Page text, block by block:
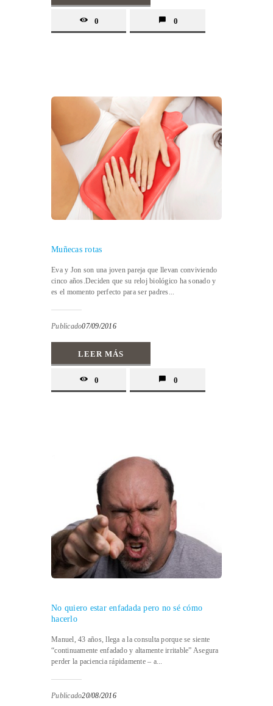
0 0
Muñecas rotas
Eva y Jon son una joven pareja que llevan conviviendo
cinco años.Deciden que su reloj biológico ha sonado y
es el momento perfecto para ser padres...
Publicado07/09/2016
LEER MÁS
0 0
No quiero estar enfadada pero no sé cómo
hacerlo
Manuel, 43 años, llega a la consulta porque se siente
“continuamente enfadado y altamente irritable” Asegura
perder la paciencia rápidamente – a...
Publicado20/08/2016